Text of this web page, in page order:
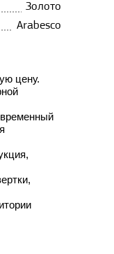
Золото
Arabesco
цену.